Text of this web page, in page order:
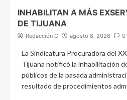
INHABILITAN A MÁS
DE TIJUANA
Redacción C agosto 8, 2026 0
La Sindicatura Procuradora del
Tijuana notificó la inhabilitación
públicos de la pasada
resultado de procedimientos